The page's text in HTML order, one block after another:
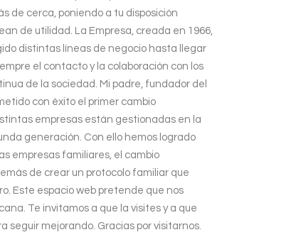
de cerca, poniendo a tu disposición
de utilidad. La Empresa, creada en 1966,
distintas líneas de negocio hasta llegar
el contacto y la colaboración con los
de la sociedad. Mi padre, fundador del
con éxito el primer cambio
empresas están gestionadas en la
generación. Con ello hemos logrado
empresas familiares, el cambio
de crear un protocolo familiar que
Este espacio web pretende que nos
Te invitamos a que la visites y a que
seguir mejorando. Gracias por visitarnos.